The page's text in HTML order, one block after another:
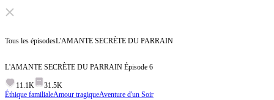
Tous les épisodesL'AMANTE SECRÈTE DU PARRAIN
L'AMANTE SECRÈTE DU PARRAIN Épisode 6
11.1K
31.5K
Éthique familialeAmour tragiqueAventure d'un Soir